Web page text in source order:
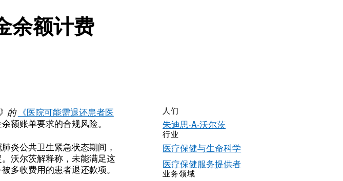
余额计费
的 《医院可能需退还患者医
额账单要求的合规风险。
炎公共卫生紧急状态期间，
沃尔茨解释称，未能满足这
多收费用的患者退还款项。
人们
朱迪思·A·沃尔茨
行业
医疗保健与生命科学
医疗保健服务提供者
业务领域